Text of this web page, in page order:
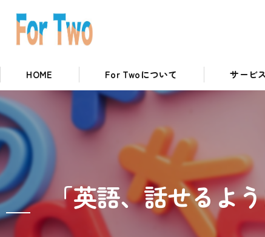
HOME For Twoについて
私たちの取り組み
サービ
英語コース
「英語、話せるよ